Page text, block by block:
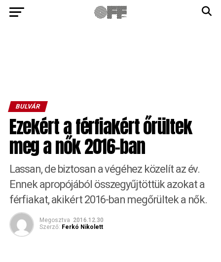
BULVÁR
Ezekért a férfiakért őrültek
meg a nők 2016-ban
Lassan, de biztosan a végéhez közelít az év.
Ennek apropójából összegyűjtöttük azokat a
férfiakat, akikért 2016-ban megőrültek a nők.
Megosztva 2016.12.30
Szerző: Ferkó Nikolett